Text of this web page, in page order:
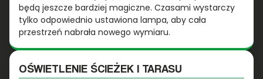
będą jeszcze bardziej magiczne. Czasami wystarczy
tylko odpowiednio ustawiona lampa, aby cała
przestrzeń nabrała nowego wymiaru.
OŚWIETLENIE ŚCIEŻEK I TARASU